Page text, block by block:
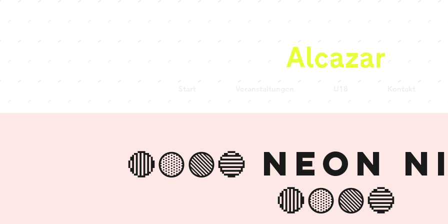
Alcazar
🔴🟡🟢🔵 Neon
🔴🟡🟢🔵